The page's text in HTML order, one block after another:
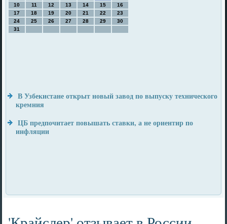
10
11 12 13 14 15
16
17
18 19 20 21 22
23
24
25 26 27 28 29
30
31
В Узбекистане открыт новый завод по выпуску технического
кремния
ЦБ предпочитает повышать ставки, а не ориентир по
инфляции